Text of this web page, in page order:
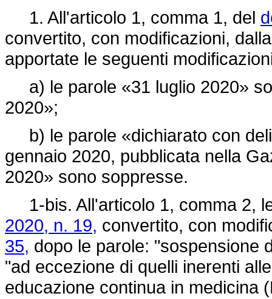
1. All'articolo 1, comma 1, del
convertito, con modificazioni,
apportate le seguenti
a) le parole «31 luglio 2020»
2020»;
b) le parole «dichiarato con
gennaio 2020, pubblicata nella
2020» sono soppresse.
1-bis. All'articolo 1, comma 2,
2020, n. 19, convertito, con
35, dopo le parole: "sospensione
"ad eccezione di quelli inerenti
educazione continua in medicina